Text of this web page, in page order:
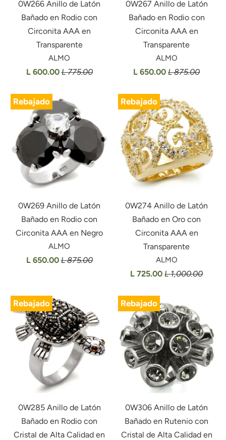
0W266 Anillo de Latón
Bañado en Rodio con
Circonita AAA en
Transparente
ALMO
L 600.00L 775.00
0W267 Anillo de Latón
Bañado en Rodio con
Circonita AAA en
Transparente
ALMO
L 650.00L 875.00
Rebajado
0W269 Anillo de Latón
Bañado en Rodio con
Circonita AAA en Negro
ALMO
L 650.00L 875.00
Rebajado
0W274 Anillo de Latón
Bañado en Oro con
Circonita AAA en
Transparente
ALMO
L 725.00L 1,000.00
Rebajado
0W285 Anillo de Latón
Bañado en Rodio con
Cristal de Alta Calidad en
Rebajado
0W306 Anillo de Latón
Bañado en Rutenio con
Cristal de Alta Calidad en